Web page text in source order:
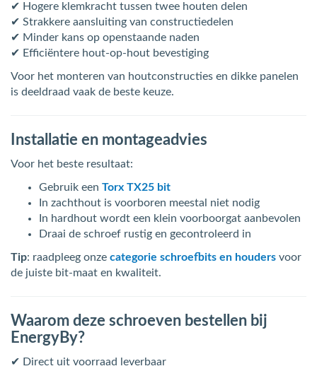
✔ Hogere klemkracht tussen twee houten delen
✔ Strakkere aansluiting van constructiedelen
✔ Minder kans op openstaande naden
✔ Efficiëntere hout-op-hout bevestiging
Voor het monteren van houtconstructies en dikke panelen
is deeldraad vaak de beste keuze.
Installatie en montageadvies
Voor het beste resultaat:
Gebruik een Torx TX25 bit
In zachthout is voorboren meestal niet nodig
In hardhout wordt een klein voorboorgat aanbevolen
Draai de schroef rustig en gecontroleerd in
Tip: raadpleeg onze categorie schroefbits en houders voor
de juiste bit-maat en kwaliteit.
Waarom deze schroeven bestellen bij
EnergyBy?
✔ Direct uit voorraad leverbaar